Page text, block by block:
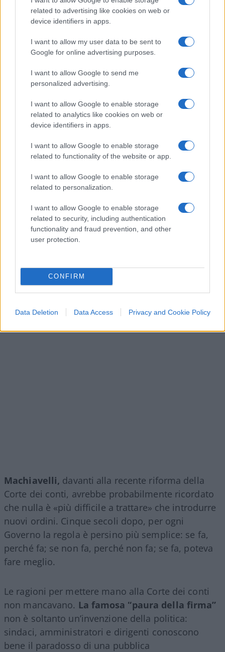
related to advertising like cookies on web or
device identifiers in apps.
I want to allow my user data to be sent to
Google for online advertising purposes.
I want to allow Google to send me
personalized advertising.
I want to allow Google to enable storage
related to analytics like cookies on web or
device identifiers in apps.
I want to allow Google to enable storage
related to functionality of the website or app.
I want to allow Google to enable storage
related to personalization.
I want to allow Google to enable storage
related to security, including authentication
functionality and fraud prevention, and other
user protection.
CONFIRM
Data Deletion Data Access Privacy and Cookie Policy
Corte dei conti, la riforma a
metà: si poteva fare di più
Chi firma non deve avere paura, chi paga le tasse
nemmeno. La magistratura contabile non deve
amministrazione
8 Agosto 2026, 19:00
1.7k
Machiavelli, davanti alla recente riforma della
Corte dei conti, avrebbe probabilmente ricordato
che nulla è «più difficile a trattare» che introdurre
nuovi ordini. Cinque secoli dopo, per ogni
Governo la regola è persino più semplice: se fa,
perché fa; se non fa, perché non fa; se fa, poteva
fare meglio.
Le ragioni per mettere mano alla Corte dei conti
non mancavano. La famosa “paura della firma”
non è soltanto un’invenzione della politica:
sindaci, amministratori e dirigenti conoscono
bene il paradosso di una pubblica